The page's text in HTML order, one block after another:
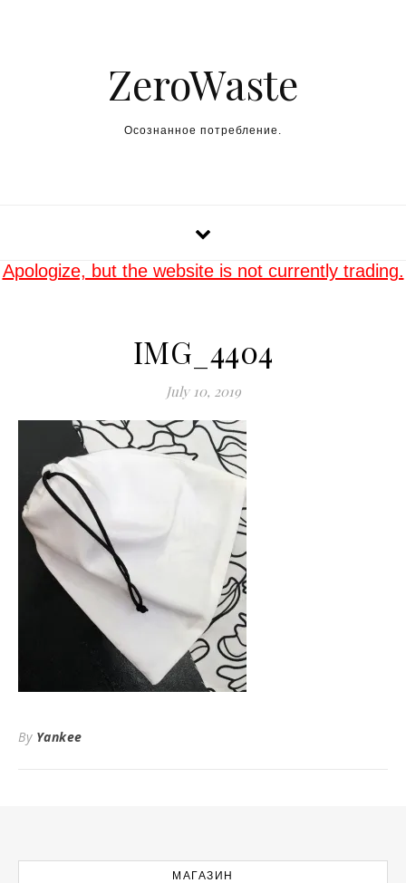
ZeroWaste
Осознанное потребление.
Apologize, but the website is not currently trading.
IMG_4404
July 10, 2019
By Yankee
МАГАЗИН